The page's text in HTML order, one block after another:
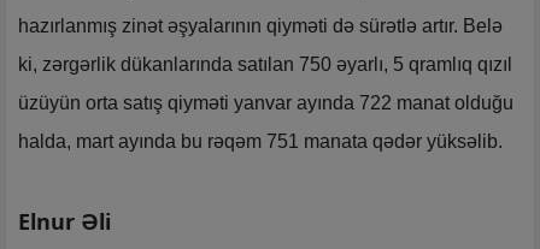
hazırlanmış zinət əşyalarının qiyməti də sürətlə artır. Belə
ki, zərgərlik dükanlarında satılan 750 əyarlı, 5 qramlıq qızıl
üzüyün orta satış qiyməti yanvar ayında 722 manat olduğu
halda, mart ayında bu rəqəm 751 manata qədər yüksəlib.
Elnur Əli